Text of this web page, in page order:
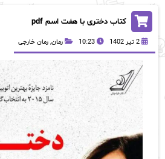
کتاب دختری با هفت اسم pdf
2 تیر 1402 10:23 رمان, رمان خارجی